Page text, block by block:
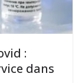
:
dans